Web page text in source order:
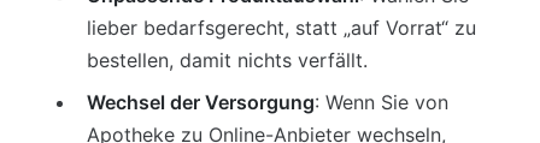
lieber bedarfsgerecht, statt „auf Vorrat“ zu
bestellen, damit nichts verfällt.
Wechsel der Versorgung: Wenn Sie von
Apotheke zu Online-Anbieter wechseln,